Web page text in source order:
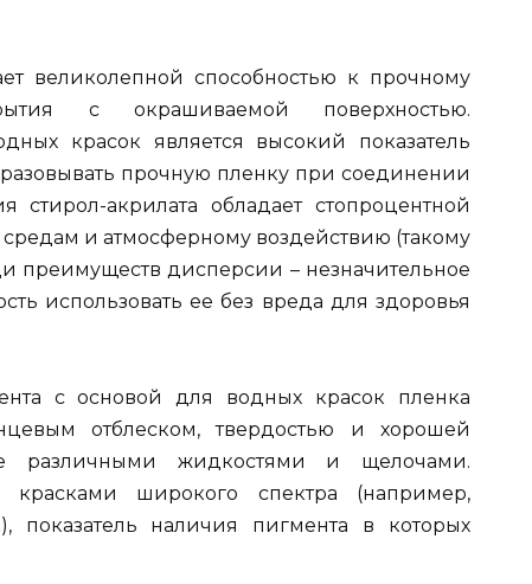
великолепной способностью к прочному
с окрашиваемой поверхностью.
красок является высокий показатель
прочную пленку при соединении
акрилата обладает стопроцентной
и атмосферному воздействию (такому
преимуществ дисперсии – незначительное
использовать ее без вреда для здоровья
с основой для водных красок пленка
отблеском, твердостью и хорошей
различными жидкостями и щелочами.
красками широкого спектра (например,
показатель наличия пигмента в которых